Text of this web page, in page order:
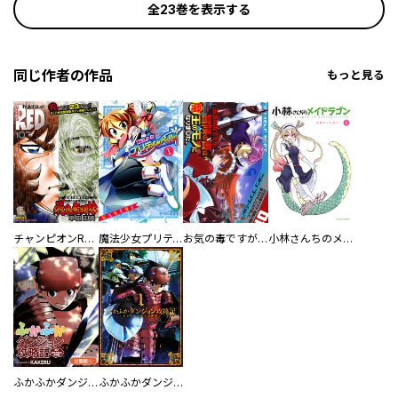
全23巻を表示する
同じ作者の作品 もっと見る
チャンピオンRED 魔法少女プリティ☆ベル お気の毒ですが、冒険の書は魔王のモノになりました。 小林さんちのメイドラゴン 公式アンソロジー
ふかふかダンジョン攻略記 ～俺の異世界転生冒険譚～【分冊版】 ふかふかダンジョン攻略記 ～俺の異世界転生冒険譚～